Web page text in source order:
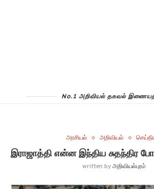
No.1 அறிவியல் தகவல்
அரசியல் அறிவியல்
இராஜாத்தி என்ன இந்திய சுதந்திர
written byஅறிவியல்புரம்